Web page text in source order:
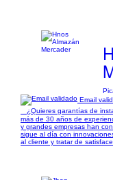
Email
¿Quieres garantías de
más de 30 años de
y grandes empresas han
sigue al día con
al cliente y tratar de